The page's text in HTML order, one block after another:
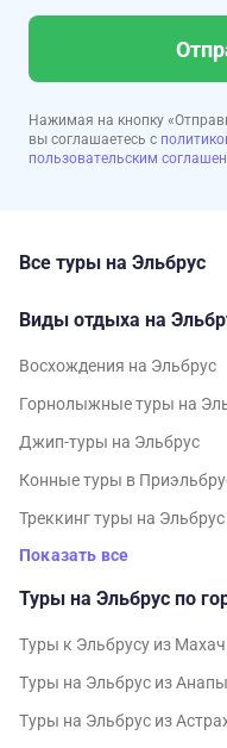
Нажимая на кнопку
вы соглашаетесь с
пользовательским
Все туры на Эльбрус
Виды отдыха на
Восхождения на Эльбрус
Горнолыжные туры на
Джип-туры на Эльбрус
Конные туры в
Треккинг туры на
Показать все
Туры на Эльбрус по
Туры к Эльбрусу из
Туры на Эльбрус из Анапы
Туры на Эльбрус из